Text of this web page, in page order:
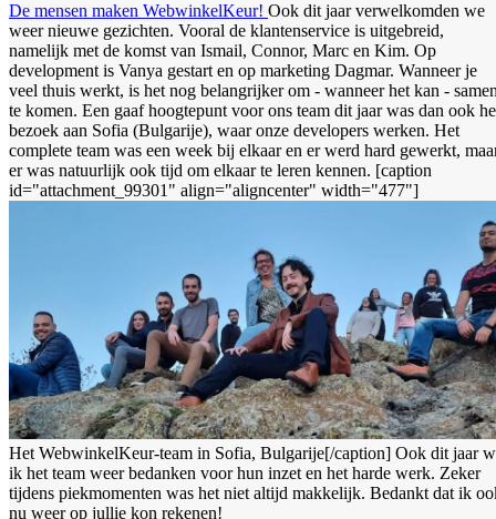
De mensen maken WebwinkelKeur! Ook dit jaar verwelkomden we
weer nieuwe gezichten. Vooral de klantenservice is uitgebreid,
namelijk met de komst van Ismail, Connor, Marc en Kim. Op
development is Vanya gestart en op marketing Dagmar. Wanneer je
veel thuis werkt, is het nog belangrijker om - wanneer het kan -
te komen. Een gaaf hoogtepunt voor ons team dit jaar was dan ook
bezoek aan Sofia (Bulgarije), waar onze developers werken. Het
complete team was een week bij elkaar en er werd hard gewerkt,
er was natuurlijk ook tijd om elkaar te leren kennen. [caption
id="attachment_99301" align="aligncenter" width="477"]
Het WebwinkelKeur-team in Sofia, Bulgarije[/caption] Ook dit jaar
ik het team weer bedanken voor hun inzet en het harde werk. Zeker
tijdens piekmomenten was het niet altijd makkelijk. Bedankt dat ik
nu weer op jullie kon rekenen!